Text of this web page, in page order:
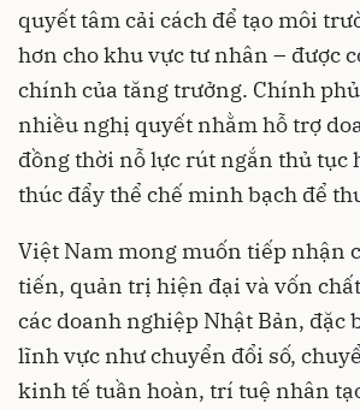
quyết tâm cải cách để tạo môi
hơn cho khu vực tư nhân – được
chính của tăng trưởng. Chính
nhiều nghị quyết nhằm hỗ trợ
đồng thời nỗ lực rút ngắn thủ tục
thúc đẩy thể chế minh bạch để
Việt Nam mong muốn tiếp nhận
tiến, quản trị hiện đại và vốn
các doanh nghiệp Nhật Bản, đặc
lĩnh vực như chuyển đổi số,
kinh tế tuần hoàn, trí tuệ nhân